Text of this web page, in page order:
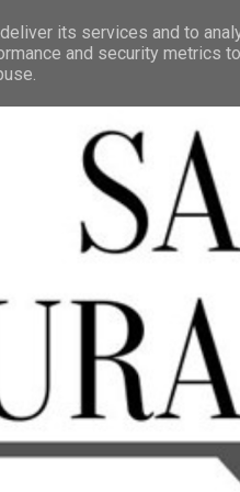
its services and to
and security metrics